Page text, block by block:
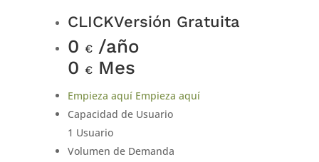
CLICKVersión Gratuita
0 € /año
0 € Mes
Empieza aquí Empieza aquí
Capacidad de Usuario
1 Usuario
Volumen de Demanda